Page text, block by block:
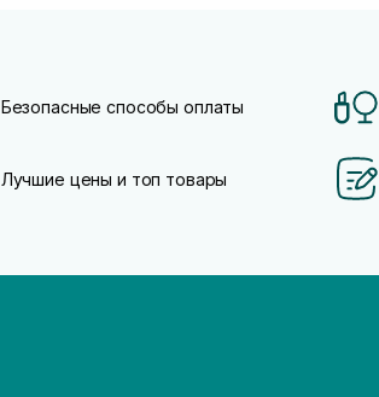
Безопасные способы оплаты
Лучшие цены и топ товары